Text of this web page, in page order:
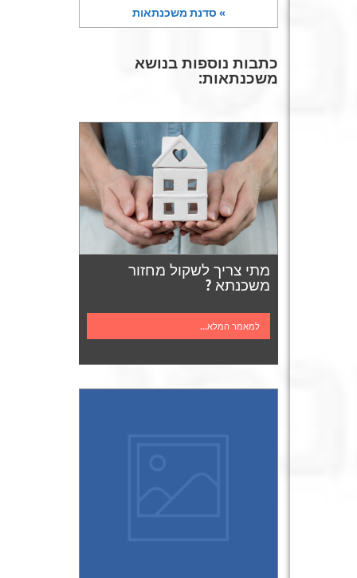
» סדנת משכנתאות
כתבות נוספות בנושא
משכנתאות:
מתי צריך לשקול מחזור
משכנתא ?
למאמר המלא...